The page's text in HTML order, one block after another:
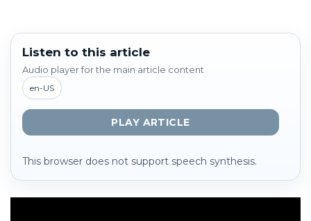
Listen to this article
Audio player for the main article content
en-US
PLAY ARTICLE
This browser does not support speech synthesis.